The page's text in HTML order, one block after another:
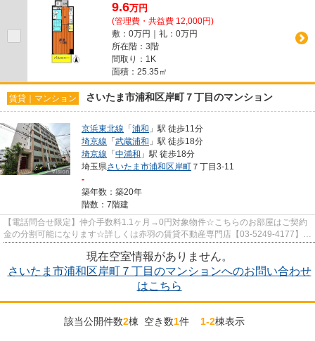
9.6万円
(管理費・共益費 12,000円)
敷：0万円｜礼：0万円
所在階：3階
間取り：1K
面積：25.35㎡
賃貸｜マンション さいたま市浦和区岸町７丁目のマンション
京浜東北線 「浦和 」駅 徒歩11分
埼京線 「武蔵浦和 」駅 徒歩18分
埼京線 「中浦和 」駅 徒歩18分
埼玉県さいたま市浦和区岸町 ７丁目3-11
-
築年数：築20年
階数：7階建
【電話問合せ限定】仲介手数料1.1ヶ月→0円対象物件☆こちらのお部屋はご契約
金の分割可能になります☆詳しくは赤羽の賃貸不動産専門店【03-5249-4177】
VISION赤羽店までご連絡下さい！！
現在空室情報がありません。
さいたま市浦和区岸町７丁目のマンションへのお問い合わせ
はこちら
該当公開件数2棟 空き数1件1-2棟表示